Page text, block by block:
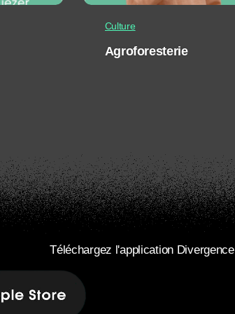
Culture
Agroforesterie
Téléchargez l'application Divergence